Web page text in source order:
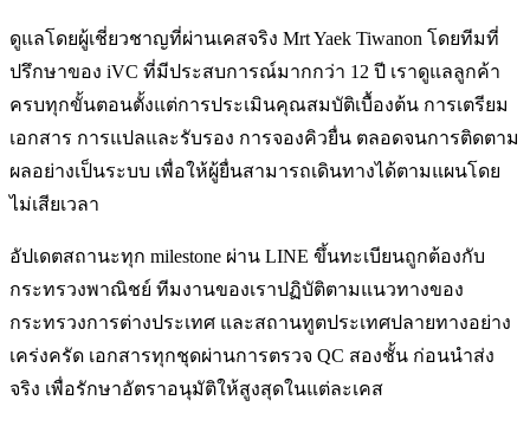
ดูแลโดยผู้เชี่ยวชาญที่ผ่านเคสจริง Mrt Yaek Tiwanon โดยทีมที่
ปรึกษาของ iVC ที่มีประสบการณ์มากกว่า 12 ปี เราดูแลลูกค้า
ครบทุกขั้นตอนตั้งแต่การประเมินคุณสมบัติเบื้องต้น การเตรียม
เอกสาร การแปลและรับรอง การจองคิวยื่น ตลอดจนการติดตาม
ผลอย่างเป็นระบบ เพื่อให้ผู้ยื่นสามารถเดินทางได้ตามแผนโดย
ไม่เสียเวลา
อัปเดตสถานะทุก milestone ผ่าน LINE ขึ้นทะเบียนถูกต้องกับ
กระทรวงพาณิชย์ ทีมงานของเราปฏิบัติตามแนวทางของ
กระทรวงการต่างประเทศ และสถานทูตประเทศปลายทางอย่าง
เคร่งครัด เอกสารทุกชุดผ่านการตรวจ QC สองชั้น ก่อนนำส่ง
จริง เพื่อรักษาอัตราอนุมัติให้สูงสุดในแต่ละเคส